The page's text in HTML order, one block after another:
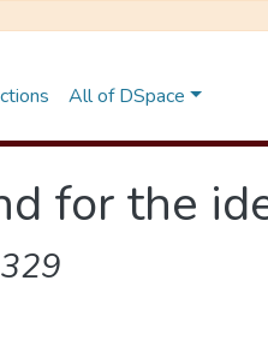
All of DSpace
for the